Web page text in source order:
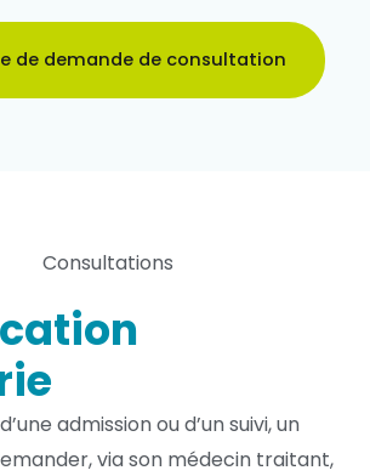
de demande de consultation
admission ou d’un suivi, un
via son médecin traitant,